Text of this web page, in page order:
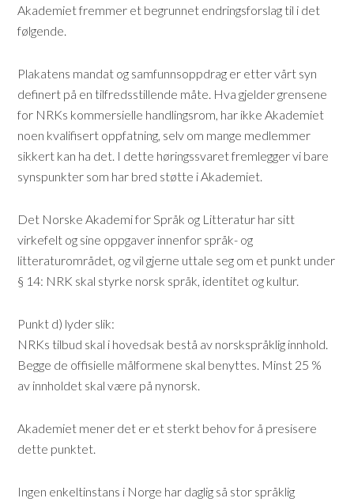
Akademiet fremmer et begrunnet endringsforslag til i det
følgende.
Plakatens mandat og samfunnsoppdrag er etter vårt syn
definert på en tilfredsstillende måte. Hva gjelder grensene
for NRKs kommersielle handlingsrom, har ikke Akademiet
noen kvalifisert oppfatning, selv om mange medlemmer
sikkert kan ha det. I dette høringssvaret fremlegger vi bare
synspunkter som har bred støtte i Akademiet.
Det Norske Akademi for Språk og Litteratur har sitt
virkefelt og sine oppgaver innenfor språk- og
litteraturområdet, og vil gjerne uttale seg om et punkt under
§ 14: NRK skal styrke norsk språk, identitet og kultur.
Punkt d) lyder slik:
NRKs tilbud skal i hovedsak bestå av norskspråklig innhold.
Begge de offisielle målformene skal benyttes. Minst 25 %
av innholdet skal være på nynorsk.
Akademiet mener det er et sterkt behov for å presisere
dette punktet.
Ingen enkeltinstans i Norge har daglig så stor språklig